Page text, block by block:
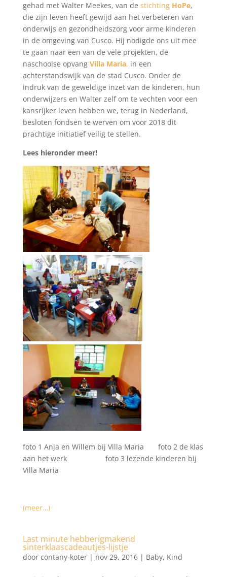
gehad met Walter Meekes, van de stichting HoPe,
die zijn leven heeft gewijd aan het verbeteren van
onderwijs en gezondheidszorg voor arme kinderen
in de omgeving van Cusco. Hij nodigde ons uit mee
te gaan naar een van de vele projekten, de
naschoolse opvang Villa Maria, in een
achterstandswijk van de stad Cusco. Onder de
indruk van de geweldige inzet van de kinderen, hun
onderwijzers en Walter zelf om te vechten voor een
kansrijker leven hebben we, terug in Nederland,
besloten fondsen te werven om voor 2018 dit
prachtige initiatief veilig te stellen.
Lees hieronder meer!
foto 1 Anja en Willem bij Villa Maria foto 2 de klas
aan het werk foto 3 lezende kinderen bij
Villa Maria
(meer…)
Last minute hebberigmakend
sinterklaascadeautjes-lijstje
door contany-koter| nov 29, 2016| Baby, Kind